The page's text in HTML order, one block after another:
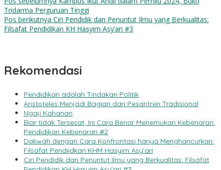
Tridarma Perguruan Tinggi
Pos berikutnya Ciri Pendidik dan Penuntut Ilmu yang Berkualitas:
Filsafat Pendidikan KH Hasyim Asy’ari #3
Rekomendasi
Pendidikan adalah Tindakan Politik
Aristoteles Menjadi Bagian dari Pesantren Tradisional
Ngaji Kahanan
Biar tidak Tersesat, Ini Cara Benar Menemukan Kebenaran:
Pendidikan Kebenaran #2
Dakwah dengan Cara Konfrontasi hanya Menghancurkan:
Filsafat Pendiidkan KHM Hasyim Asy’ari
Ciri Pendidik dan Penuntut Ilmu yang Berkualitas: Filsafat